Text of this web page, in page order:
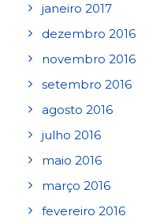
janeiro 2017
dezembro 2016
novembro 2016
setembro 2016
agosto 2016
julho 2016
maio 2016
março 2016
fevereiro 2016